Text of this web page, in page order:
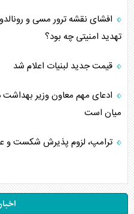
افشای نقشه ترور مسی و
تهدید امنیتی چه بود؟
قیمت جدید لبنیات اعلام شد
ادعای مهم معاون وزیر بهداشت
میان است
ترامپ، لزوم پذیرش شکست و